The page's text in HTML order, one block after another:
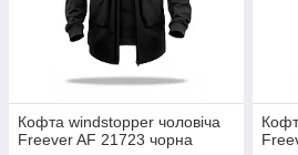
Кофта windstopper чоловіча
Freever AF 21723 чорна